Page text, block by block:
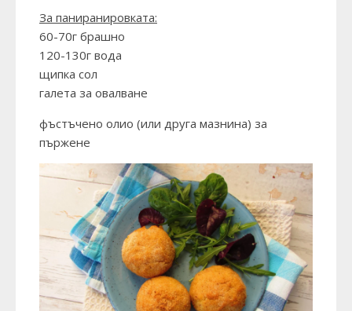
За паниранировката:
60-70г брашно
120-130г вода
щипка сол
галета за овалване
фъстъчено олио (или друга мазнина) за
пържене